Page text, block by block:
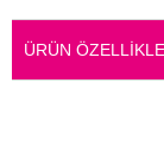
ÜRÜN